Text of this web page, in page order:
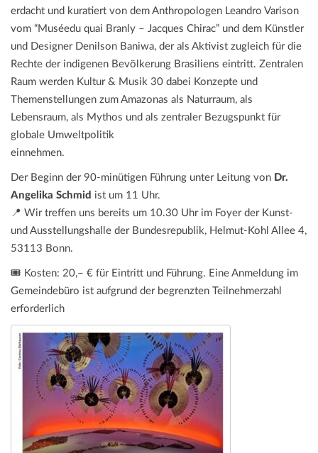
erdacht und kuratiert von dem Anthropologen Leandro Varison
vom “Muséedu quai Branly – Jacques Chirac” und dem Künstler
und Designer Denilson Baniwa, der als Aktivist zugleich für die
Rechte der indigenen Bevölkerung Brasiliens eintritt. Zentralen
Raum werden Kultur & Musik 30 dabei Konzepte und
Themenstellungen zum Amazonas als Naturraum, als
Lebensraum, als Mythos und als zentraler Bezugspunkt für
globale Umweltpolitik
einnehmen.
Der Beginn der 90-minütigen Führung unter Leitung von Dr.
Angelika Schmid ist um 11 Uhr.
📍 Wir treffen uns bereits um 10.30 Uhr im Foyer der Kunst-
und Ausstellungshalle der Bundesrepublik, Helmut-Kohl Allee 4,
53113 Bonn.
🎟️ Kosten: 20,– € für Eintritt und Führung. Eine Anmeldung im
Gemeindebüro ist aufgrund der begrenzten Teilnehmerzahl
erforderlich